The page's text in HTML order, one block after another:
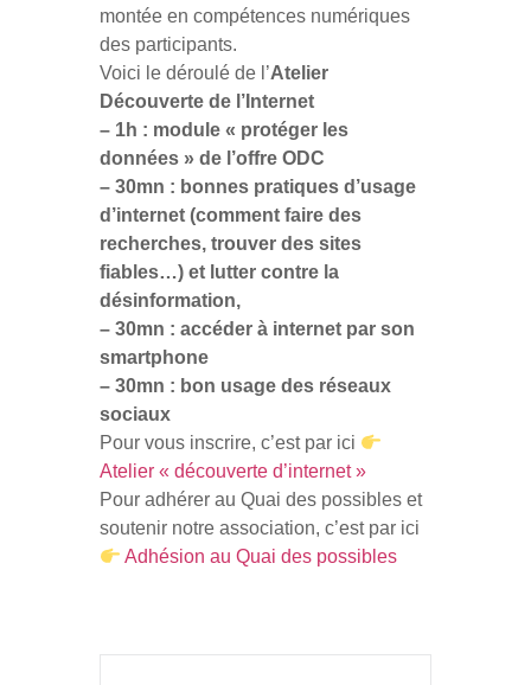
montée en compétences numériques
des participants.
Voici le déroulé de l’Atelier
Découverte de l’Internet
– 1h : module « protéger les
données » de l’offre ODC
– 30mn : bonnes pratiques d’usage
d’internet (comment faire des
recherches, trouver des sites
fiables…) et lutter contre la
désinformation,
– 30mn : accéder à internet par son
smartphone
– 30mn : bon usage des réseaux
sociaux
Pour vous inscrire, c’est par ici
Atelier « découverte d’internet »
Pour adhérer au Quai des possibles et
soutenir notre association, c’est par ici
Adhésion au Quai des possibles